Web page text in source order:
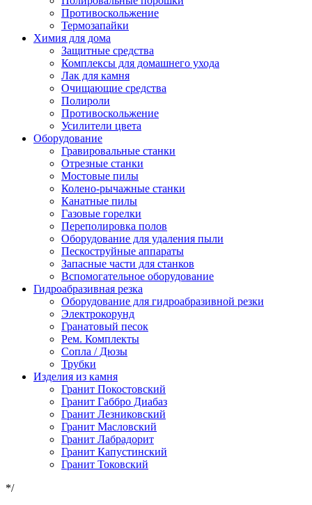
Противоскольжение
Термозапайки
Химия для дома
Защитные средства
Комплексы для домашнего ухода
Лак для камня
Очищающие средства
Полироли
Противоскольжение
Усилители цвета
Оборудование
Гравировальные станки
Отрезные станки
Мостовые пилы
Колено-рычажные станки
Канатные пилы
Газовые горелки
Переполировка полов
Оборудование для удаления пыли
Пескоструйные аппараты
Запасные части для станков
Вспомогательное оборудование
Гидроабразивная резка
Оборудование для гидроабразивной резки
Электрокорунд
Гранатовый песок
Рем. Комплекты
Сопла / Дюзы
Трубки
Изделия из камня
Гранит Покостовский
Гранит Габбро Диабаз
Гранит Лезниковский
Гранит Масловский
Гранит Лабрадорит
Гранит Капустинский
Гранит Токовский
*/